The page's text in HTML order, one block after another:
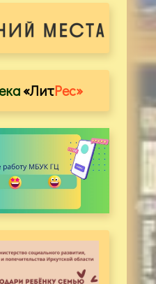
«ЛитРес»